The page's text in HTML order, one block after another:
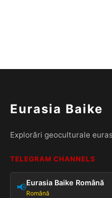
Eurasia Baike
Explorări geoculturale
TELEGRAM CHANNELS
📢Eurasia Baike Română
Română